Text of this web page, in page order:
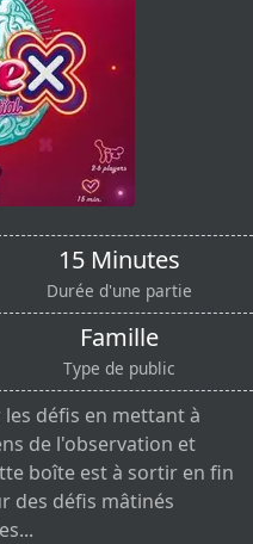
15 Minutes
Durée d'une partie
Famille
Type de public
défis en mettant à
de l'observation et
boîte est à sortir en fin
des défis mâtinés